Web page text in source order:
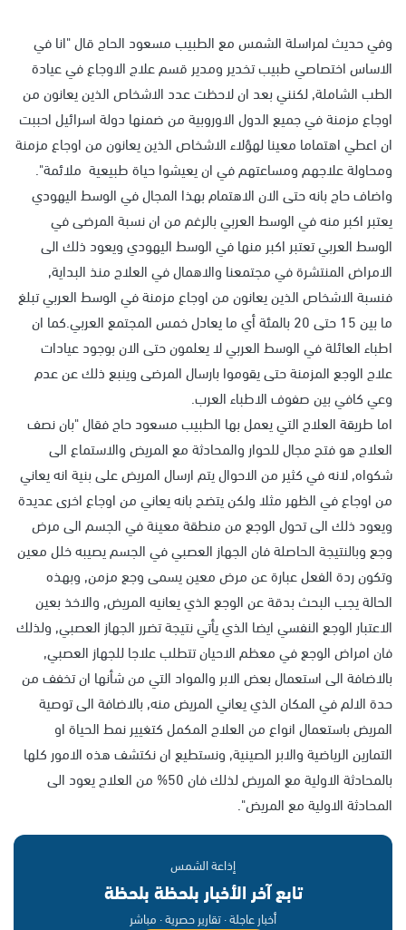
وفي حديث لمراسلة الشمس مع الطبيب مسعود الحاج قال "انا في
الاساس اختصاصي طبيب تخدير ومدير قسم علاج الاوجاع في عيادة
الطب الشاملة, لكنني بعد ان لاحظت عدد الاشخاص الذين يعانون من
اوجاع مزمنة في جميع الدول الاوروبية من ضمنها دولة اسرائيل احببت
ان اعطي اهتماما معينا لهؤلاء الاشخاص الذين يعانون من اوجاع مزمنة
ومحاولة علاجهم ومساعتهم في ان يعيشوا حياة طبيعية ملائمة".
واضاف حاج بانه حتى الان الاهتمام بهذا المجال في الوسط اليهودي
يعتبر اكبر منه في الوسط العربي بالرغم من ان نسبة المرضى في
الوسط العربي تعتبر اكبر منها في الوسط اليهودي ويعود ذلك الى
الامراض المنتشرة في مجتمعنا والاهمال في العلاج منذ البداية,
فنسبة الاشخاص الذين يعانون من اوجاع مزمنة في الوسط العربي تبلغ
ما بين 15 حتى 20 بالمئة أي ما يعادل خمس المجتمع العربي.كما ان
اطباء العائلة في الوسط العربي لا يعلمون حتى الان بوجود عيادات
علاج الوجع المزمنة حتى يقوموا بارسال المرضى وينبع ذلك عن عدم
وعي كافي بين صفوف الاطباء العرب.
اما طريقة العلاج التي يعمل بها الطبيب مسعود حاج فقال "بان نصف
العلاج هو فتح مجال للحوار والمحادثة مع المريض والاستماع الى
شكواه, لانه في كثير من الاحوال يتم ارسال المريض على بنية انه يعاني
من اوجاع في الظهر مثلا ولكن يتضح بانه يعاني من اوجاع اخرى عديدة
ويعود ذلك الى تحول الوجع من منطقة معينة في الجسم الى مرض
وجع وبالنتيجة الحاصلة فان الجهاز العصبي في الجسم يصيبه خلل معين
وتكون ردة الفعل عبارة عن مرض معين يسمى وجع مزمن, وبهذه
الحالة يجب البحث بدقة عن الوجع الذي يعانيه المريض, والاخذ بعين
الاعتبار الوجع النفسي ايضا الذي يأتي نتيجة تضرر الجهاز العصبي, ولذلك
فان امراض الوجع في معظم الاحيان تتطلب علاجا للجهاز العصبي,
بالاضافة الى استعمال بعض الابر والمواد التي من شأنها ان تخفف من
حدة الالم في المكان الذي يعاني المريض منه, بالاضافة الى توصية
المريض باستعمال انواع من العلاج المكمل كتغيير نمط الحياة او
التمارين الرياضية والابر الصينية, ونستطيع ان نكتشف هذه الامور كلها
بالمحادثة الاولية مع المريض لذلك فان 50% من العلاج يعود الى
المحادثة الاولية مع المريض".
إذاعة الشمس
تابع آخر الأخبار بلحظة بلحظة
أخبار عاجلة · تقارير حصرية · مباشر